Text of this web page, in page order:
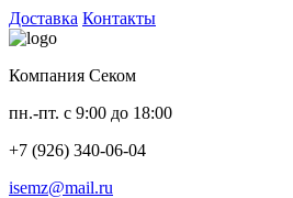
Доставка Контакты
Компания Секом
пн.-пт. с 9:00 до 18:00
+7 (926) 340-06-04
isemz@mail.ru